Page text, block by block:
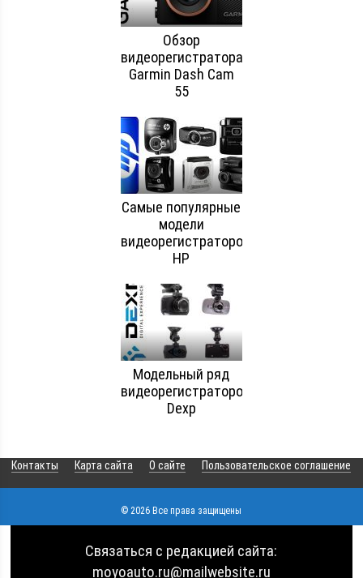
Обзор
видеорегистратора
Garmin Dash Cam
55
Самые популярные
модели
видеорегистраторов
HP
Модельный ряд
видеорегистраторов
Dexp
Контакты Карта сайта О сайте Пользовательское соглашение
© 2026 Все права защищены
Связаться с редакцией сайта:
moyoauto.ru@mailwebsite.ru